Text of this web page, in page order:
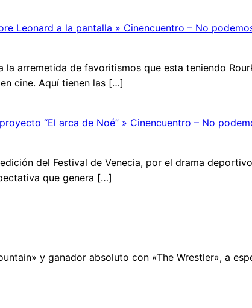
Leonard a la pantalla » Cinencuentro – No
arremetida de favoritismos que esta teniendo
cine. Aquí tienen las […]
“El arca de Noé” » Cinencuentro – No
del Festival de Venecia, por el drama
que genera […]
y ganador absoluto con «The Wrestler», a